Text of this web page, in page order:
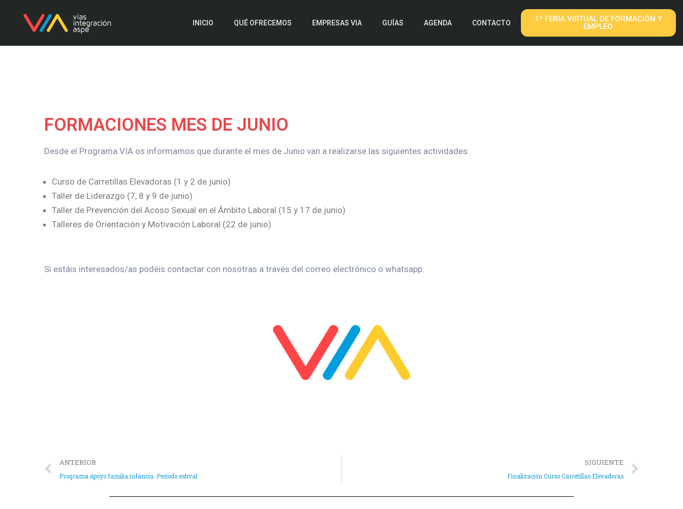
INICIO QUÉ OFRECEMOS EMPRESAS VIA GUÍAS AGENDA CONTACTO
1ª FERIA VIRTUAL DE FORMACIÓN Y
EMPLEO
FORMACIONES MES DE JUNIO
Desde el Programa VIA os informamos que durante el mes de Junio van a realizarse las siguientes actividades:
Curso de Carretillas Elevadoras (1 y 2 de junio)
Taller de Liderazgo (7, 8 y 9 de junio)
Taller de Prevención del Acoso Sexual en el Ámbito Laboral (15 y 17 de junio)
Talleres de Orientación y Motivación Laboral (22 de junio)
Si estáis interesados/as podéis contactar con nosotras a través del correo electrónico o whatsapp.
ANTERIOR
Programa apoyo familia infancia. Periodo estival
SIGUIENTE
Finalización Curso Carretillas Elevadoras